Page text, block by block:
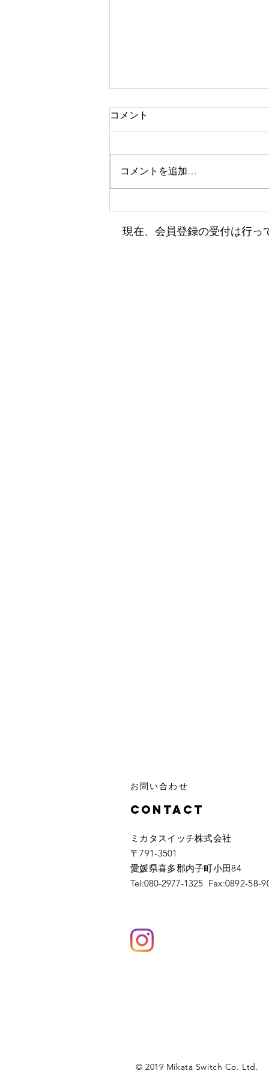
コメント
コメントを追加…
現在、会員登録の受付は行っ
お問い合わせ
Contact
ミカタスイッチ株式会社
〒791-3501
愛媛県喜多郡内子町小田84
Tel:080-2977-1325 Fax:0892-58-
© 2019 Mikata Switch Co. Ltd.